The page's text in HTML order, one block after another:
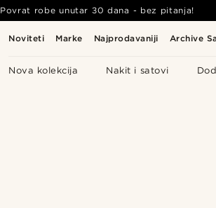
Noviteti Marke Najprodavaniji Archive
Nova kolekcija Nakit i satovi
Povrat robe unutar 30 dana - bez pitanja!